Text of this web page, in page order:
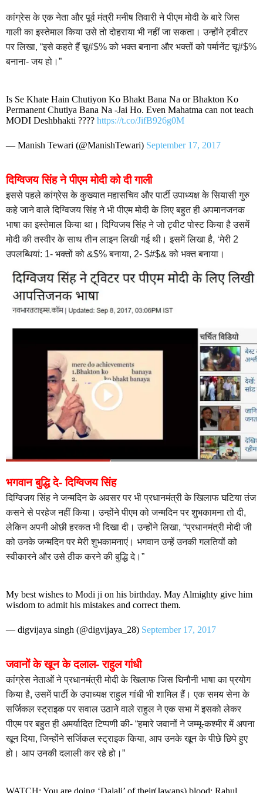
कांग्रेस के एक नेता और पूर्व मंत्री मनीष तिवारी ने पीएम मोदी के बारे जिस
गाली का इस्तेमाल किया उसे तो दोहराया भी नहीं जा सकता। उन्होंने ट्वीटर
पर लिखा, “इसे कहते हैं चू#$% को भक्त बनाना और भक्तों को पर्मानेंट चू#$%
बनाना- जय हो।”
Is Se Khate Hain Chutiyon Ko Bhakt Bana Na or Bhakton Ko
Permanent Chutiya Bana Na -Jai Ho. Even Mahatma can not teach
MODI Deshbhakti ???? https://t.co/JifB926g0M
— Manish Tewari (@ManishTewari) September 17, 2017
दिग्विजय सिंह ने पीएम मोदी को दी गाली
इससे पहले कांग्रेस के कुख्यात महासचिव और पार्टी उपाध्यक्ष के सियासी गुरु
कहे जाने वाले दिग्विजय सिंह ने भी पीएम मोदी के लिए बहुत ही अपमानजनक
भाषा का इस्तेमाल किया था। दिग्विजय सिंह ने जो ट्वीट पोस्ट किया है उसमें
मोदी की तस्वीर के साथ तीन लाइन लिखी गई थी। इसमें लिखा है, ‘मेरी 2
उपलब्धियां: 1- भक्तों को &$% बनाया, 2- $#$& को भक्त बनाया।
भगवान बुद्धि दे- दिग्विजय सिंह
दिग्विजय सिंह ने जन्मदिन के अवसर पर भी प्रधानमंत्री के खिलाफ घटिया तंज
कसने से परहेज नहीं किया। उन्होंने पीएम को जन्मदिन पर शुभकामना तो दी,
लेकिन अपनी ओछी हरकत भी दिखा दी। उन्होंने लिखा, “प्रधानमंत्री मोदी जी
को उनके जन्मदिन पर मेरी शुभकामनाएं। भगवान उन्हें उनकी गलतियों को
स्वीकारने और उसे ठीक करने की बुद्धि दे।”
My best wishes to Modi ji on his birthday. May Almighty give him
wisdom to admit his mistakes and correct them.
— digvijaya singh (@digvijaya_28) September 17, 2017
जवानों के खून के दलाल- राहुल गांधी
कांग्रेस नेताओं ने प्रधानमंत्री मोदी के खिलाफ जिस घिनौनी भाषा का प्रयोग
किया है, उसमें पार्टी के उपाध्यक्ष राहुल गांधी भी शामिल हैं। एक समय सेना के
सर्जिकल स्ट्राइक पर सवाल उठाने वाले राहुल ने एक सभा में इसको लेकर
पीएम पर बहुत ही अमर्यादित टिप्पणी की- “हमारे जवानों ने जम्मू-कश्मीर में अपना
खून दिया, जिन्होंने सर्जिकल स्ट्राइक किया, आप उनके खून के पीछे छिपे हुए
हो। आप उनकी दलाली कर रहे हो।”
WATCH: You are doing ‘Dalali’ of their(Jawans) blood: Rahul